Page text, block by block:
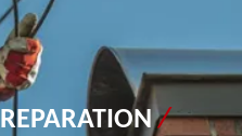
REPARATION/